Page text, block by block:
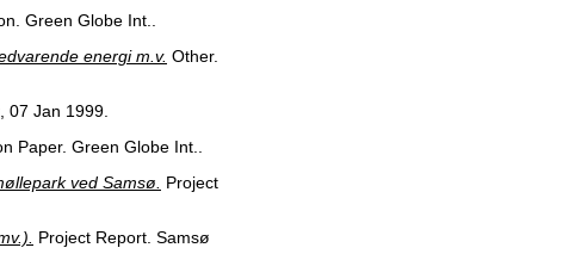
Green Globe Int..
energi m.v. Other.
07 Jan 1999.
Paper. Green Globe Int..
ved Samsø. Project
Project Report. Samsø